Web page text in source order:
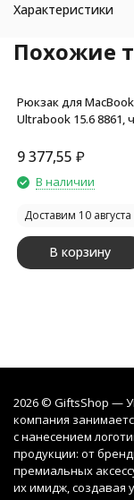
Характеристики
Похожие
Рюкзак для
Ultrabook 15.6 8861,
9 377,55 ₽
В наличии
Доставим 10 августа
В корзину
2026 © GiftsShop —
компания
с нанесением
продукции: от
премиальных
их имидж, создавая